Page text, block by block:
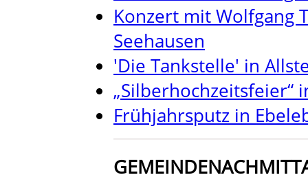
Konzert mit Wolfgang
Seehausen
'Die Tankstelle' in
„Silberhochzeitsfeier“
Frühjahrsputz in